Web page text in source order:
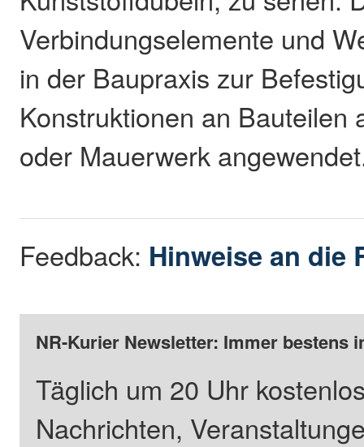
Verbindungselemente und
in der Baupraxis zur
Konstruktionen an Bauteilen
oder Mauerwerk
Feedback: Hinweise an die
NR-Kurier Newsletter: Immer bestens
Täglich um 20 Uhr
Nachrichten,